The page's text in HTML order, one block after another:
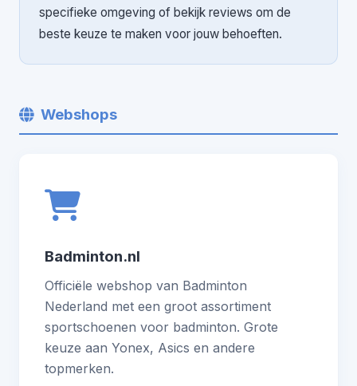
specifieke omgeving of bekijk reviews om de
beste keuze te maken voor jouw behoeften.
Webshops
Badminton.nl
Officiële webshop van Badminton
Nederland met een groot assortiment
sportschoenen voor badminton. Grote
keuze aan Yonex, Asics en andere
topmerken.